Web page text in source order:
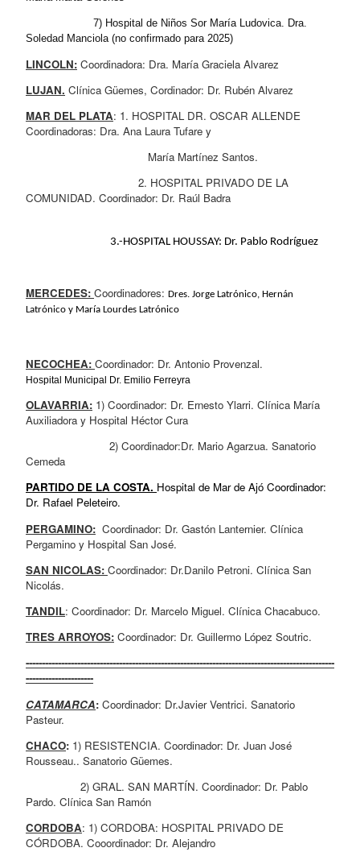
7) Hospital de Niños Sor María Ludovica. Dra.
Soledad Manciola (no confirmado para 2025)
LINCOLN: Coordinadora: Dra. María Graciela Alvarez
LUJAN. Clínica Güemes, Cordinador: Dr. Rubén Alvarez
MAR DEL PLATA: 1. HOSPITAL DR. OSCAR ALLENDE
Coordinadoras: Dra. Ana Laura Tufare y
María Martínez Santos.
2. HOSPITAL PRIVADO DE LA
3.-HOSPITAL HOUSSAY: Dr. Pablo Rodríguez
MERCEDES: Coordinadores: Dres. Jorge Latrónico, Hernán
Latrónico y María Lourdes Latrónico
NECOCHEA: Coordinador: Dr. Antonio Provenzal.
Hospital Municipal Dr. Emilio Ferreyra
OLAVARRIA: 1) Coordinador: Dr. Ernesto Ylarri. Clínica María
Auxiliadora y Hospital Héctor Cura
2) Coordinador:Dr. Mario Agarzua. Sanatorio
Cemeda
PARTIDO DE LA COSTA. Hospital de Mar de Ajó Coordinador:
Dr. Rafael Peleteiro.
PERGAMINO: Coordinador: Dr. Gastón Lanternier. Clínica
Pergamino y Hospital San José.
SAN NICOLAS: Coordinador: Dr.Danilo Petroni. Clínica San
Nicolás.
TANDIL: Coordinador: Dr. Marcelo Miguel. Clínica Chacabuco.
TRES ARROYOS: Coordinador: Dr. Guillermo López Soutric.
------------------------------------------------------------------------------------------------
---------------------
CATAMARCA: Coordinador: Dr.Javier Ventrici. Sanatorio
Pasteur.
CHACO: 1) RESISTENCIA. Coordinador: Dr. Juan José
Rousseau.. Sanatorio Güemes.
2) GRAL. SAN MARTÍN. Coordinador: Dr. Pablo
Pardo. Clínica San Ramón
CORDOBA: 1) CORDOBA: HOSPITAL PRIVADO DE
CÓRDOBA. Cooordinador: Dr. Alejandro